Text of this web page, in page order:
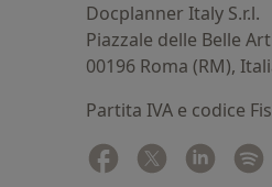
Docplanner Italy S.r.l.
Piazzale delle Belle
00196 Roma (RM),
Partita IVA e codice
Facebook
si apre in una
Twitter
si apre in
si